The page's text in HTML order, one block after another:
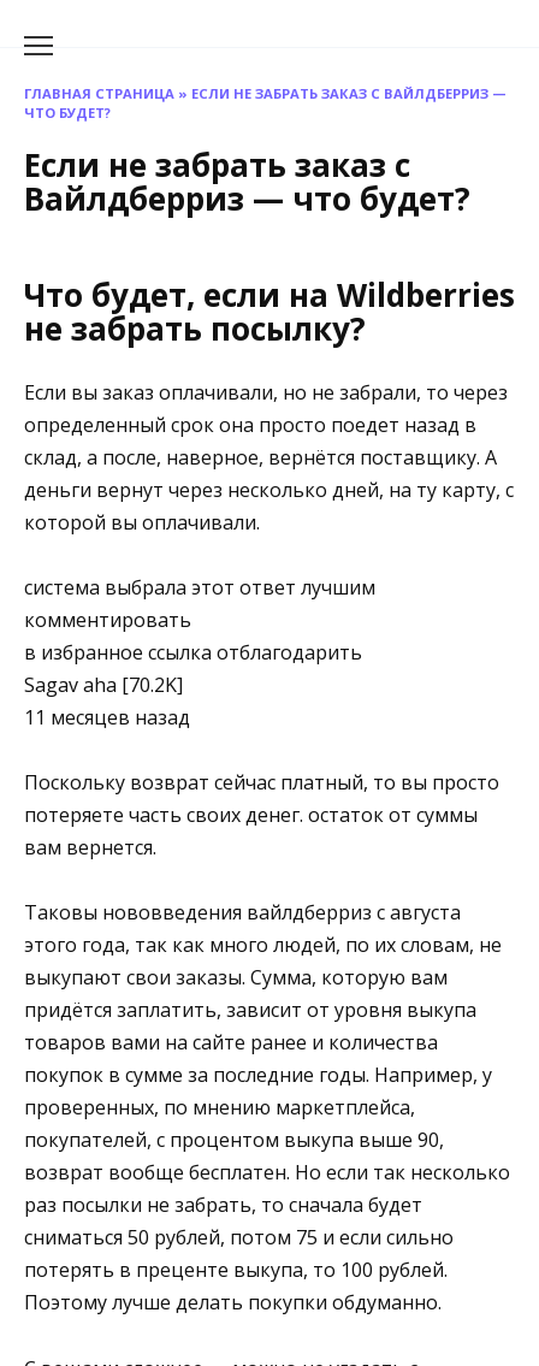
ГЛАВНАЯ СТРАНИЦА » ЕСЛИ НЕ ЗАБРАТЬ ЗАКАЗ С ВАЙЛДБЕРРИЗ —
ЧТО БУДЕТ?
Если не забрать заказ с
Вайлдберриз — что будет?
Что будет, если на Wildberries
не забрать посылку?
Если вы заказ оплачивали, но не забрали, то через
определенный срок она просто поедет назад в
склад, а после, наверное, вернётся поставщику. А
деньги вернут через несколько дней, на ту карту, с
которой вы оплачивали.
система выбрала этот ответ лучшим
комментировать
в избранное ссылка отблагодарить
Sagav­ aha [70.2K]
11 месяцев назад
Поскольку возврат сейчас платный, то вы просто
потеряете часть своих денег. остаток от суммы
вам вернется.
Таковы нововведения вайлдберриз с августа
этого года, так как много людей, по их словам, не
выкупают свои заказы. Сумма, которую вам
придётся заплатить, зависит от уровня выкупа
товаров вами на сайте ранее и количества
покупок в сумме за последние годы. Например, у
проверенных, по мнению маркетплейса,
покупателей, с процентом выкупа выше 90,
возврат вообще бесплатен. Но если так несколько
раз посылки не забрать, то сначала будет
сниматься 50 рублей, потом 75 и если сильно
потерять в преценте выкупа, то 100 рублей.
Поэтому лучше делать покупки обдуманно.